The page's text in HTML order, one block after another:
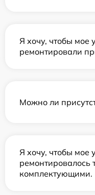
Я хочу, чтобы мое
ремонтировали
Можно ли
Я хочу, чтобы мое
комплектующими.